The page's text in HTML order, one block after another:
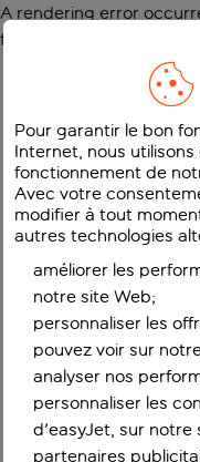
A rendering error
function
Pour garantir le bon
Internet, nous
fonctionnement de
Avec votre
modifier à tout
autres technologies
améliorer les
notre site Web;
personnaliser les
pouvez voir sur
analyser nos
personnaliser les
d'easyJet, sur notre
partenaires